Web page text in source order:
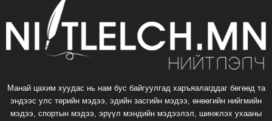
Манай цахим хуудас нь нам бус байгуулгад харъяалагддаг бөгөөд та
эндээс улс төрийн мэдээ, эдийн засгийн мэдээ, өнөөгийн нийгмийн
мэдээ, спортын мэдээ, эрүүл мэндийн мэдээлэл, шинжлэх ухааны